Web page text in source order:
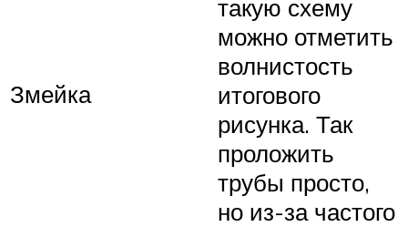
Змейка
такую схему
можно отметить
волнистость
итогового
рисунка. Так
проложить
трубы просто,
но из-за частого